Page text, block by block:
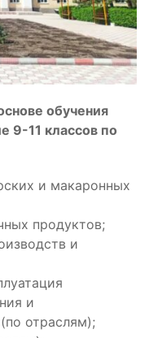
обучения
9-11 классов по
и макаронных
продуктов;
и
и
отраслям);